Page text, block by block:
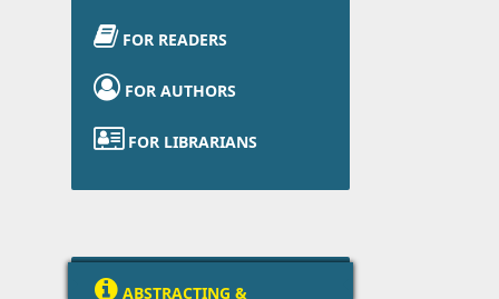
 FOR READERS
 FOR AUTHORS
 FOR LIBRARIANS
 ABSTRACTING &